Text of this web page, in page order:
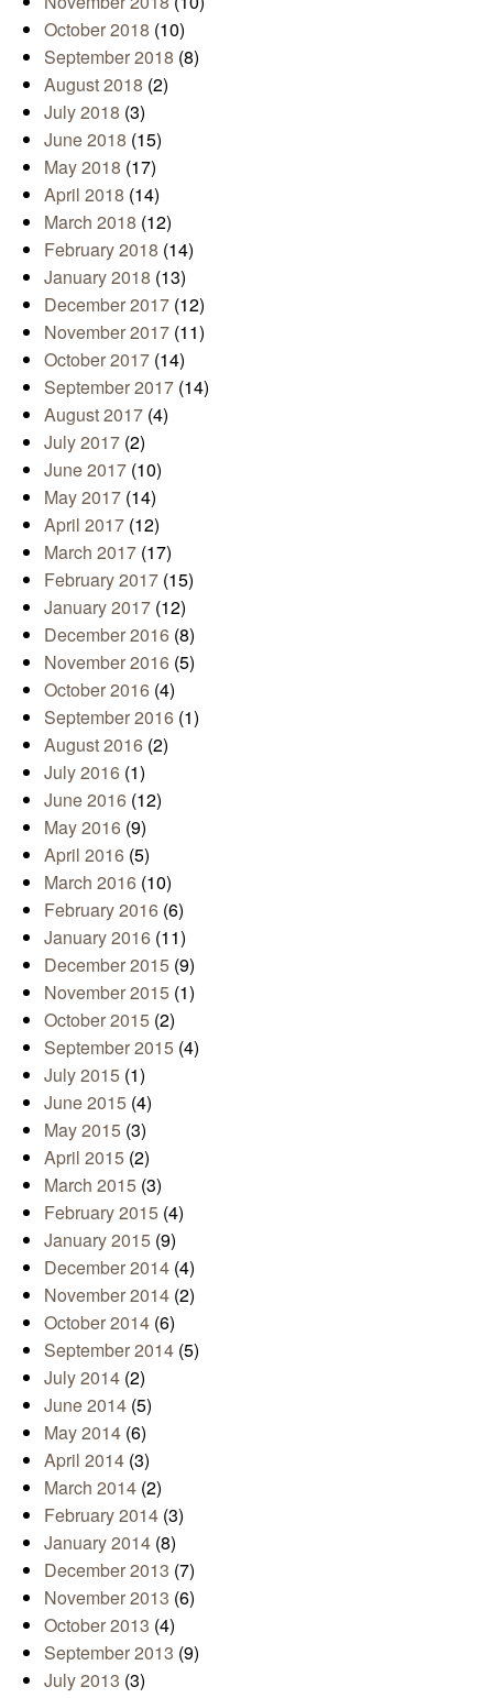
October 2018 (10)
September 2018 (8)
August 2018 (2)
July 2018 (3)
June 2018 (15)
May 2018 (17)
April 2018 (14)
March 2018 (12)
February 2018 (14)
January 2018 (13)
December 2017 (12)
November 2017 (11)
October 2017 (14)
September 2017 (14)
August 2017 (4)
July 2017 (2)
June 2017 (10)
May 2017 (14)
April 2017 (12)
March 2017 (17)
February 2017 (15)
January 2017 (12)
December 2016 (8)
November 2016 (5)
October 2016 (4)
September 2016 (1)
August 2016 (2)
July 2016 (1)
June 2016 (12)
May 2016 (9)
April 2016 (5)
March 2016 (10)
February 2016 (6)
January 2016 (11)
December 2015 (9)
November 2015 (1)
October 2015 (2)
September 2015 (4)
July 2015 (1)
June 2015 (4)
May 2015 (3)
April 2015 (2)
March 2015 (3)
February 2015 (4)
January 2015 (9)
December 2014 (4)
November 2014 (2)
October 2014 (6)
September 2014 (5)
July 2014 (2)
June 2014 (5)
May 2014 (6)
April 2014 (3)
March 2014 (2)
February 2014 (3)
January 2014 (8)
December 2013 (7)
November 2013 (6)
October 2013 (4)
September 2013 (9)
July 2013 (3)